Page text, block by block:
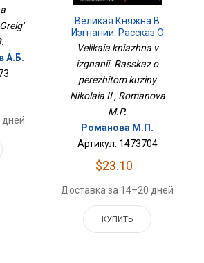
А.Б.
дней
Великая Княжна В
Изгнании. Рассказ О
Пережитом Кузины
Velikaia kniazhna v
izgnanii. Rasskaz o
perezhitom kuziny
Nikolaia II , Romanova
M.P.
Романова М.П.
Артикул: 1473704
$23.10
Доставка за 14–20 дней
КУПИТЬ